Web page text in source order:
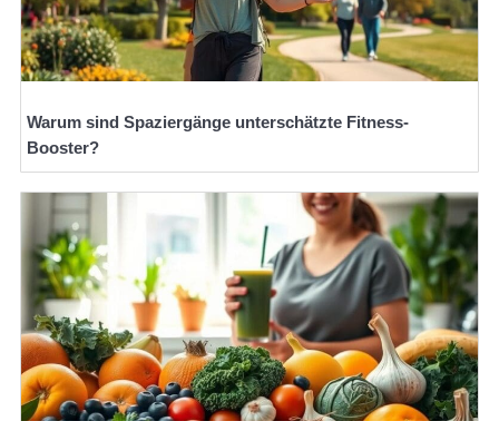
Warum sind Spaziergänge unterschätzte Fitness-
Booster?